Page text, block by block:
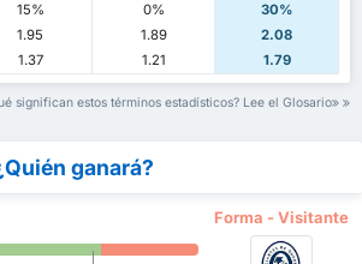
15% 0%
30%
1.95 1.89
2.08
1.37 1.21 1.79
significan estos términos estadísticos? Lee el Glosario
ganará?
Forma - Visitante